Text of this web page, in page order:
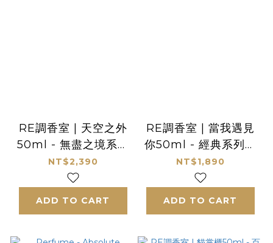
RE調香室 | 天空之外
50ml - 無盡之境系列
沙龍香水
NT$2,390
ADD TO CART
RE調香室 | 當我遇見
你50ml - 經典系列沙
龍香水
NT$1,890
ADD TO CART